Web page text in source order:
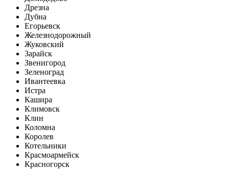
Дрезна
Дубна
Егорьевск
Железнодорожный
Жуковский
Зарайск
Звенигород
Зеленоград
Ивантеевка
Истра
Кашира
Климовск
Клин
Коломна
Королев
Котельники
Красмоармейск
Красногорск